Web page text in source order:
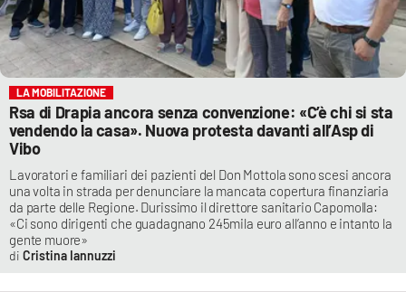
LA MOBILITAZIONE
Rsa di Drapia ancora senza convenzione: «C’è chi si sta
vendendo la casa». Nuova protesta davanti all’Asp di
Vibo
Lavoratori e familiari dei pazienti del Don Mottola sono scesi ancora
una volta in strada per denunciare la mancata copertura finanziaria
da parte delle Regione. Durissimo il direttore sanitario Capomolla:
«Ci sono dirigenti che guadagnano 245mila euro all’anno e intanto la
gente muore»
Cristina Iannuzzi